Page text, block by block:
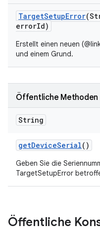
TargetSetupError
errorId)
Erstellt einen neuen
und einem Grund.
Öffentliche Methoden
String
getDeviceSerial()
Geben Sie die
TargetSetupError
Öffentliche